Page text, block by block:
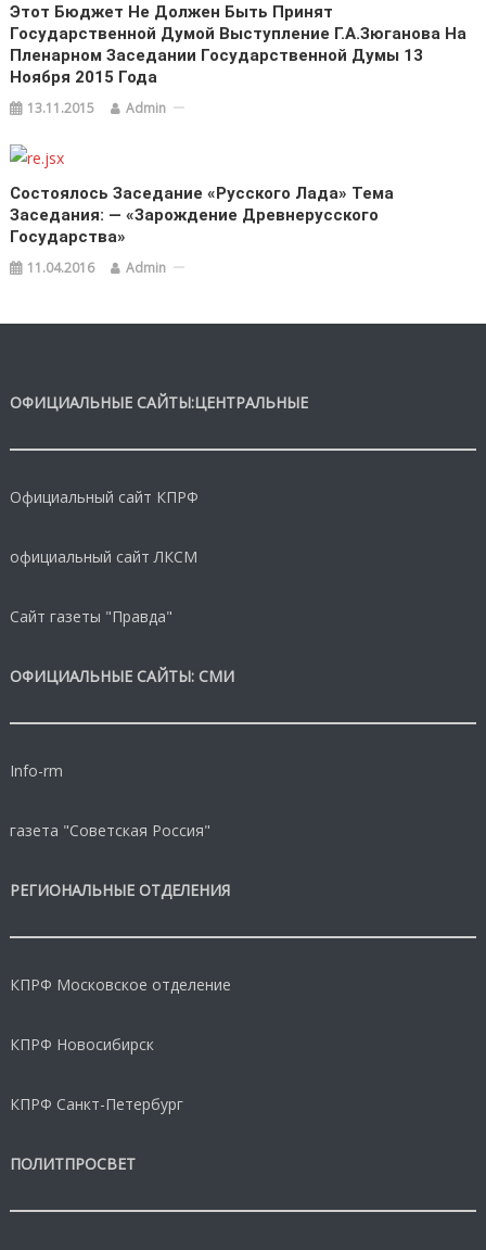
Этот Бюджет Не Должен Быть Принят
Государственной Думой Выступление Г.А.Зюганова На
Пленарном Заседании Государственной Думы 13
Ноября 2015 Года
13.11.2015 Admin
Состоялось Заседание «Русского Лада» Тема
Заседания: — «Зарождение Древнерусского
Государства»
11.04.2016 Admin
ОФИЦИАЛЬНЫЕ САЙТЫ:ЦЕНТРАЛЬНЫЕ
Официальный сайт КПРФ
официальный сайт ЛКСМ
Сайт газеты "Правда"
ОФИЦИАЛЬНЫЕ САЙТЫ: СМИ
Info-rm
газета "Советская Россия"
РЕГИОНАЛЬНЫЕ ОТДЕЛЕНИЯ
КПРФ Московское отделение
КПРФ Новосибирск
КПРФ Санкт-Петербург
ПОЛИТПРОСВЕТ